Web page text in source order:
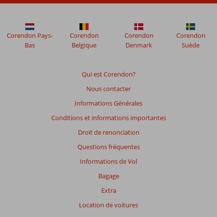
ne
plus
affichés
afin
Qui est Corendon?
Nous contacter
Informations Générales
Conditions et informations importantes
Droit de renonciation
Questions fréquentes
Informations de Vol
Bagage
Extra
Location de voitures
Corendon Pays-
Bas
Corendon
Belgique
Corendon
Denmark
Corendon
Suède